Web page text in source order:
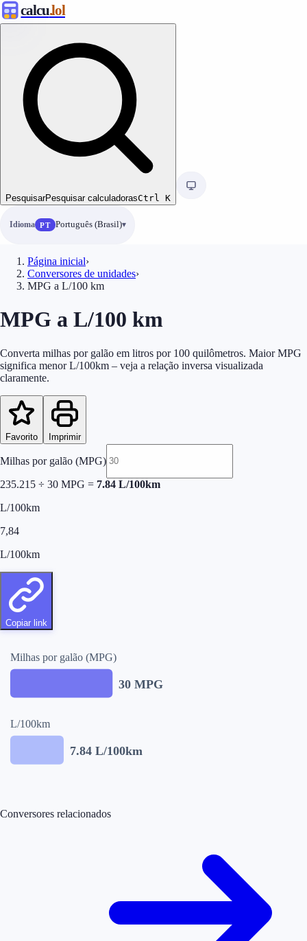
calcu.lol
PesquisarPesquisar calculadorasCtrl K
Idioma PT Português (Brasil)
Página inicial›
Conversores de unidades›
MPG a L/100 km
MPG a L/100 km
Converta milhas por galão em litros por 100 quilômetros. Maior MPG
significa menor L/100km – veja a relação inversa visualizada
claramente.
Favorito Imprimir
Milhas por galão (MPG)
235.215 ÷ 30 MPG = 7.84 L/100km
L/100km
7,84
L/100km
Copiar link
Milhas por galão (MPG)
30 MPG
L/100km
7.84L/100km
Conversores relacionados